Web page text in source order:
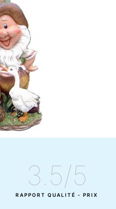
RAPPORT QUALITÉ - PRIX
3.5/5